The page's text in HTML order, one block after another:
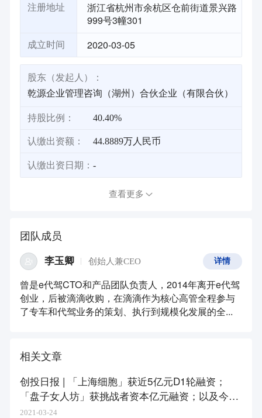
注册地址
浙江省杭州市余杭区仓前街道景兴路
999号3幢301
成立时间 2020-03-05
股东（发起人）：
乾源企业管理咨询（湖州）合伙企业（有限合伙）
持股比例： 40.40%
认缴出资额： 44.8889万人民币
认缴出资日期： -
查看更多
团队成员
李玉卿 创始人兼CEO
曾是e代驾CTO和产品团队负责人，2014年离开e代驾
创业，后被滴滴收购，在滴滴作为核心高管全程参与
了专⻋和代驾业务的策划、执行到规模化发展的全...
详情
相关文章
创投日报 | 「上海细胞」获近5亿元D1轮融资；
「盘子女人坊」获挑战者资本亿元融资；以及今天
值得关注的早期项目
2021-03-24